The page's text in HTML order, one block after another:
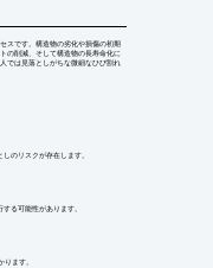
スです。構造物の劣化や損傷の初期
の削減、そして構造物の長寿命化に
では見落としがちな微細なひび割れ
のリスクが存在します。
る可能性があります。
ます。